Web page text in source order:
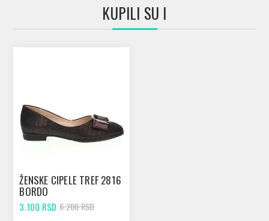
KUPILI SU I
ŽENSKE CIPELE TREF 2816
BORDO
3.100 RSD 6.200 RSD